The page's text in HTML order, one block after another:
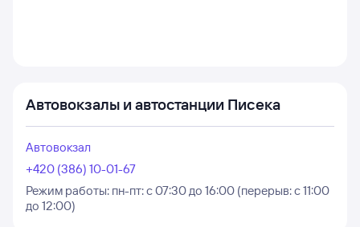
Автовокзалы и автостанции Писека
Автовокзал
+420 (386) 10-01-67
Режим работы: пн-пт: с 07:30 до 16:00 (перерыв: с 11:00
до 12:00)